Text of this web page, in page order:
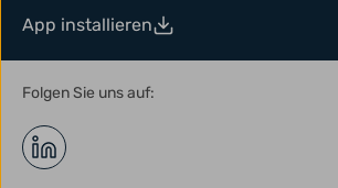
App installieren
Folgen Sie uns auf: